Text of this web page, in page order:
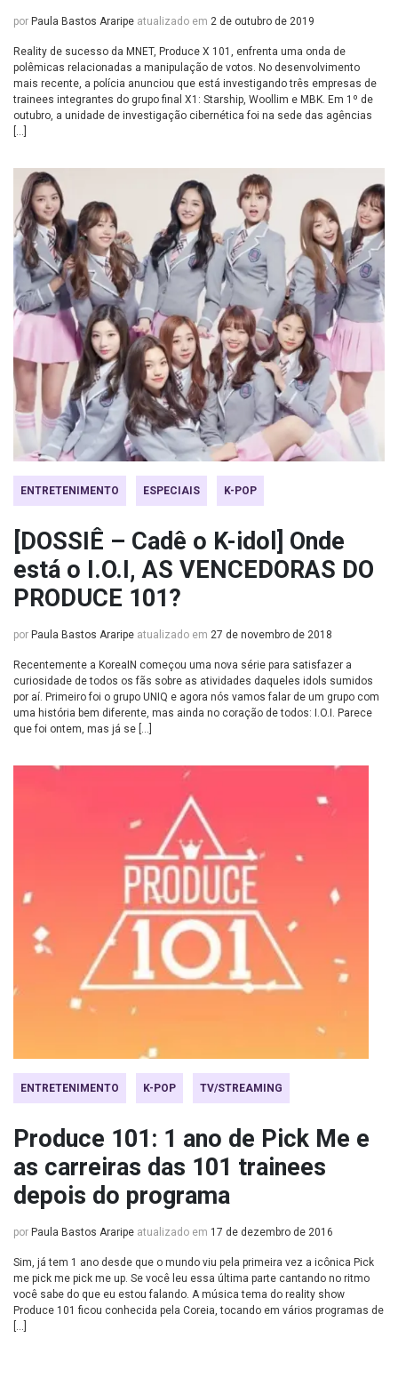
por Paula Bastos Araripe atualizado em 2 de outubro de 2019
Reality de sucesso da MNET, Produce X 101, enfrenta uma onda de
polêmicas relacionadas a manipulação de votos. No desenvolvimento
mais recente, a polícia anunciou que está investigando três empresas de
trainees integrantes do grupo final X1: Starship, Woollim e MBK. Em 1º de
outubro, a unidade de investigação cibernética foi na sede das agências
[…]
ENTRETENIMENTO ESPECIAIS K-POP
[DOSSIÊ – Cadê o K-idol] Onde
está o I.O.I, AS VENCEDORAS DO
PRODUCE 101?
por Paula Bastos Araripe atualizado em 27 de novembro de 2018
Recentemente a KoreaIN começou uma nova série para satisfazer a
curiosidade de todos os fãs sobre as atividades daqueles idols sumidos
por aí. Primeiro foi o grupo UNIQ e agora nós vamos falar de um grupo com
uma história bem diferente, mas ainda no coração de todos: I.O.I. Parece
que foi ontem, mas já se […]
ENTRETENIMENTO K-POP TV/STREAMING
Produce 101: 1 ano de Pick Me e
as carreiras das 101 trainees
depois do programa
por Paula Bastos Araripe atualizado em 17 de dezembro de 2016
Sim, já tem 1 ano desde que o mundo viu pela primeira vez a icônica Pick
me pick me pick me up. Se você leu essa última parte cantando no ritmo
você sabe do que eu estou falando. A música tema do reality show
Produce 101 ficou conhecida pela Coreia, tocando em vários programas de
[…]